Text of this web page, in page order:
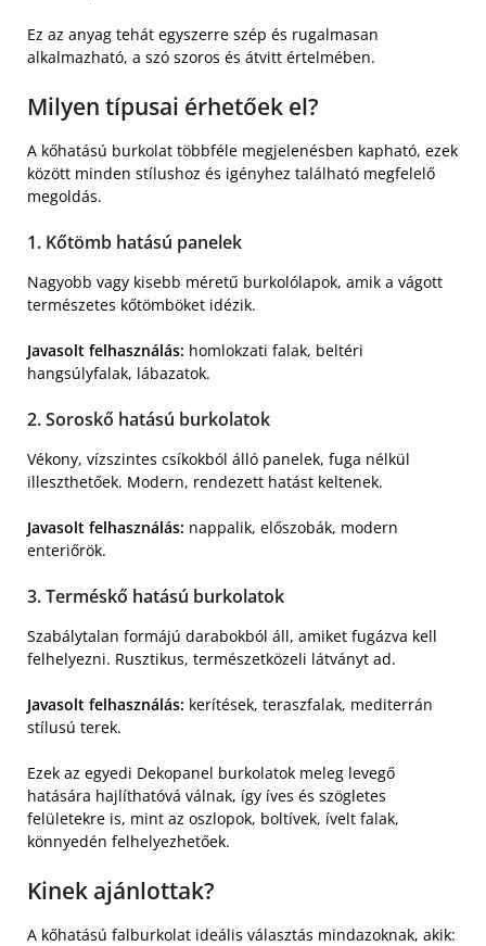
Ez az anyag tehát egyszerre szép és rugalmasan
alkalmazható, a szó szoros és átvitt értelmében.
Milyen típusai érhetőek el?
A kőhatású burkolat többféle megjelenésben kapható, ezek
között minden stílushoz és igényhez található megfelelő
megoldás.
1. Kőtömb hatású panelek
Nagyobb vagy kisebb méretű burkolólapok, amik a vágott
természetes kőtömböket idézik.
Javasolt felhasználás: homlokzati falak, beltéri
hangsúlyfalak, lábazatok.
2. Soroskő hatású burkolatok
Vékony, vízszintes csíkokból álló panelek, fuga nélkül
illeszthetőek. Modern, rendezett hatást keltenek.
Javasolt felhasználás: nappalik, előszobák, modern
enteriőrök.
3. Terméskő hatású burkolatok
Szabálytalan formájú darabokból áll, amiket fugázva kell
felhelyezni. Rusztikus, természetközeli látványt ad.
Javasolt felhasználás: kerítések, teraszfalak, mediterrán
stílusú terek.
Ezek az egyedi Dekopanel burkolatok meleg levegő
hatására hajlíthatóvá válnak, így íves és szögletes
felületekre is, mint az oszlopok, boltívek, ívelt falak,
könnyedén felhelyezhetőek.
Kinek ajánlottak?
A kőhatású falburkolat ideális választás mindazoknak, akik: